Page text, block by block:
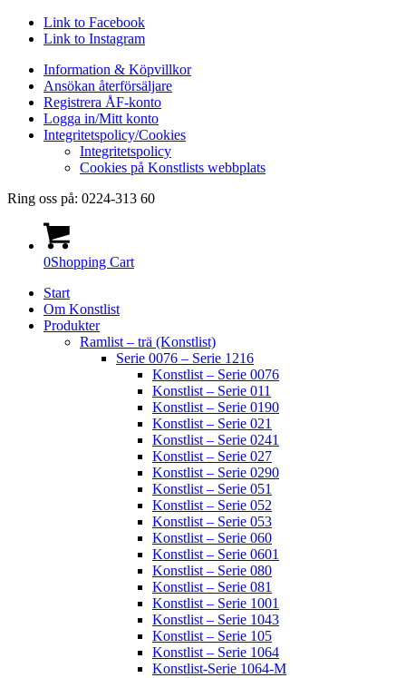
Link to Facebook
Link to Instagram
Information & Köpvillkor
Ansökan återförsäljare
Registrera ÅF-konto
Logga in/Mitt konto
Integritetspolicy/Cookies
Integritetspolicy
Cookies på Konstlists webbplats
Ring oss på: 0224-313 60
0Shopping Cart
Start
Om Konstlist
Produkter
Ramlist – trä (Konstlist)
Serie 0076 – Serie 1216
Konstlist – Serie 0076
Konstlist – Serie 011
Konstlist – Serie 0190
Konstlist – Serie 021
Konstlist – Serie 0241
Konstlist – Serie 027
Konstlist – Serie 0290
Konstlist – Serie 051
Konstlist – Serie 052
Konstlist – Serie 053
Konstlist – Serie 060
Konstlist – Serie 0601
Konstlist – Serie 080
Konstlist – Serie 081
Konstlist – Serie 1001
Konstlist – Serie 1043
Konstlist – Serie 105
Konstlist – Serie 1064
Konstlist-Serie 1064-M